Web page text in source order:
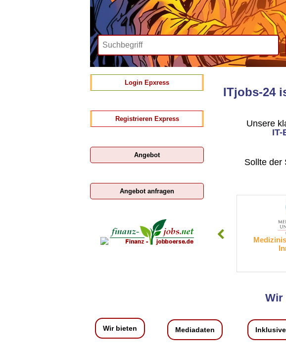
ITjobs-24
Unsere
IT-
Sollte der
Rechtsanwaltskammer Wien
Wir
Login Epxress
Registrieren Express
Angebot
Angebot anfragen
Wir bieten Mediadaten Inklusive